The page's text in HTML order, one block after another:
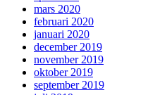
mars 2020
februari 2020
januari 2020
december 2019
november 2019
oktober 2019
september 2019